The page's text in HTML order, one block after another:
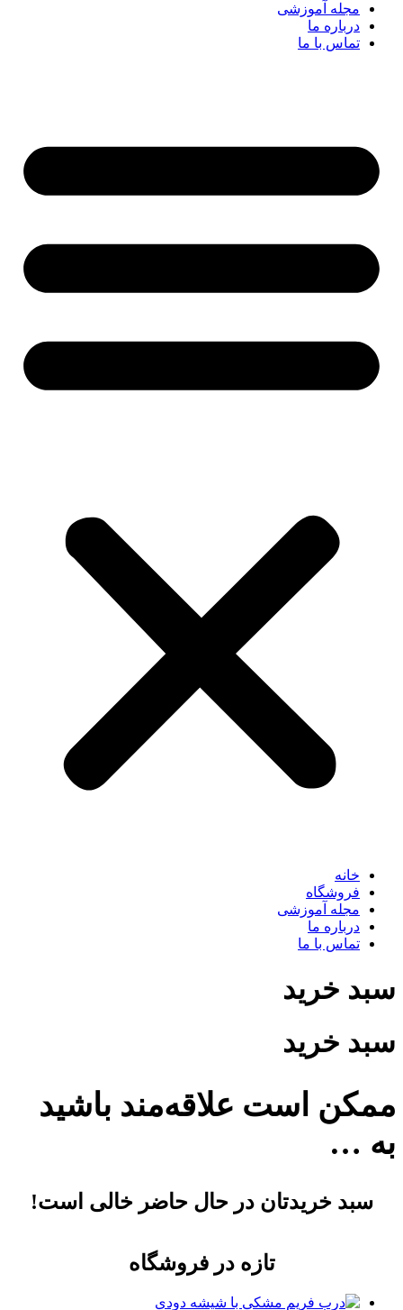
مجله آموزشی
درباره ما
تماس با ما
خانه
فروشگاه
مجله آموزشی
درباره ما
تماس با ما
سبد خرید
سبد خرید
ممکن است علاقه‌مند باشید
به …
سبد خریدتان در حال حاضر خالی است!
تازه در فروشگاه